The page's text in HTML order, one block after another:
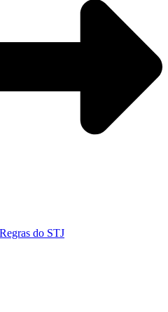
do STJ